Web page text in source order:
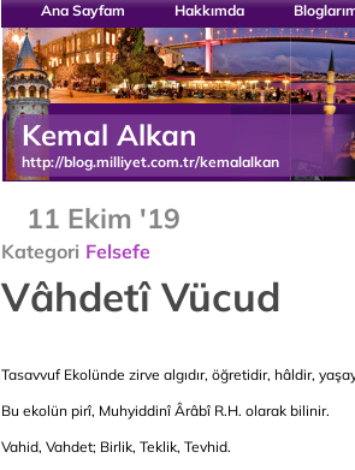
Ana Sayfam Hakkımda
Kemal Alkan
http://blog.milliyet.com.tr/kemalalkan
11 Ekim '19
Kategori Felsefe
Vâhdetî Vücud
Tasavvuf Ekolünde zirve algıdır, öğretidir, hâldir,
Bu ekolün pirî, Muhyiddinî Ârâbî R.H. olarak bilinir.
Vahid, Vahdet; Birlik, Teklik, Tevhid.